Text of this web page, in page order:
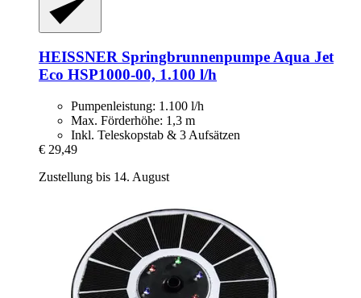
HEISSNER Springbrunnenpumpe Aqua Jet
Eco HSP1000-​00, 1.100 l/h
Pumpenleistung: 1.100 l/h
Max. Förderhöhe: 1,3 m
Inkl. Teleskopstab & 3 Aufsätzen
€ 29,49
Zustellung bis 14. August